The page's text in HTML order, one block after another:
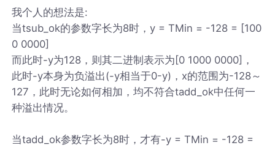
我个人的想法是:
当tsub_ok的参数字长为8时，y = TMin = -128 = [100
0 0000]
而此时-y为128，则其二进制表示为[0 1000 0000]，
此时-y本身为负溢出(-y相当于0-y)，x的范围为-128～
127，此时无论如何相加，均不符合tadd_ok中任何一
种溢出情况。
当tadd_ok参数字长为8时，才有-y = TMin = -128 =